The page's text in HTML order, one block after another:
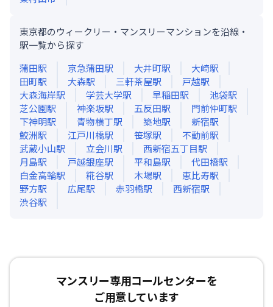
東京都のウィークリー・マンスリーマンションを沿線・
駅一覧から探す
蒲田駅 京急蒲田駅 大井町駅 大崎駅
田町駅 大森駅 三軒茶屋駅 戸越駅
大森海岸駅 学芸大学駅 早稲田駅 池袋駅
芝公園駅 神楽坂駅 五反田駅 門前仲町駅
下神明駅 青物横丁駅 築地駅 新宿駅
鮫洲駅 江戸川橋駅 笹塚駅 不動前駅
武蔵小山駅 立会川駅 西新宿五丁目駅
月島駅 戸越銀座駅 平和島駅 代田橋駅
白金高輪駅 糀谷駅 木場駅 恵比寿駅
野方駅 広尾駅 赤羽橋駅 西新宿駅
渋谷駅
マンスリー専用コールセンターを
ご用意しています